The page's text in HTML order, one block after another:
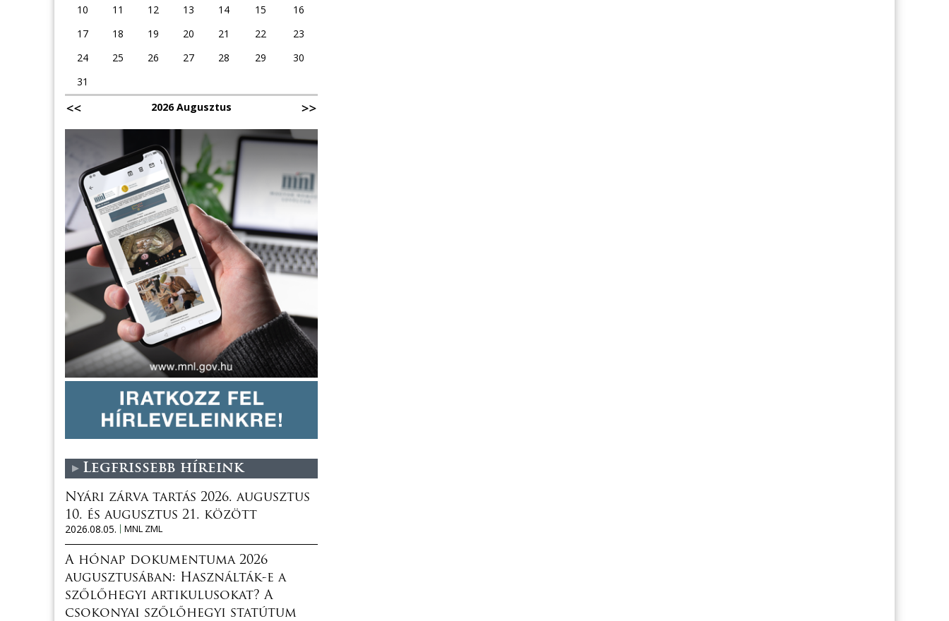
10
11 12 13 14 15
16
17
18 19 20 21 22
23
24
25 26 27 28 29
30
31
2026 Augusztus
Legfrissebb híreink
Nyári zárva tartás 2026. augusztus
10. és augusztus 21. között
2026.08.05.
MNL ZML
A hónap dokumentuma 2026
augusztusában: Használták-e a
szőlőhegyi artikulusokat? A
csokonyai szőlőhegyi statútum